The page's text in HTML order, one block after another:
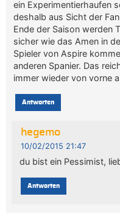
ein Experimentierhaufen
deshalb aus Sicht der
Ende der Saison werden
sicher wie das Amen in
Spieler von Aspire
anderen Spanier. Das
immer wieder von vorne
Antworten
hegemo
10/02/2015 21:47
du bist ein Pessimist,
Antworten